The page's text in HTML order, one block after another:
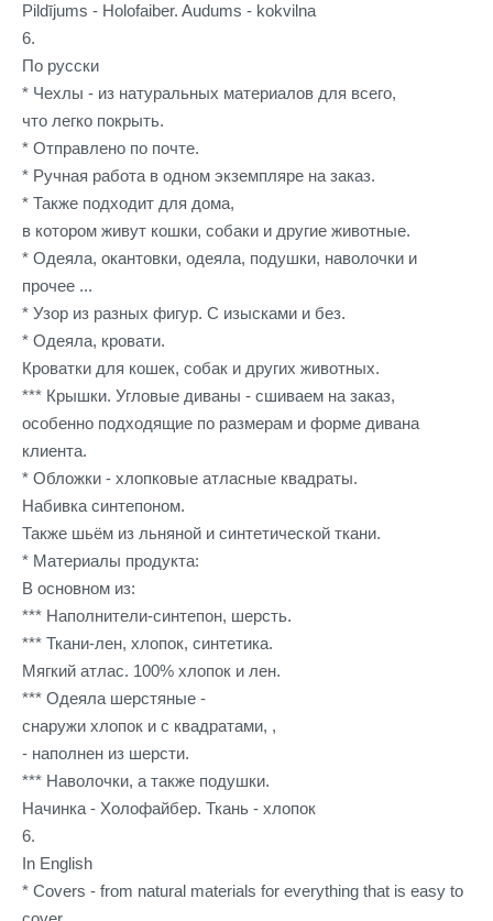
Pildījums - Holofaiber. Audums - kokvilna
6.
По русски
* Чехлы - из натуральных материалов для всего,
что легко покрыть.
* Отправлено по почте.
* Ручная работа в одном экземпляре на заказ.
* Также подходит для дома,
в котором живут кошки, собаки и другие животные.
* Одеяла, окантовки, одеяла, подушки, наволочки и
прочее ...
* Узор из разных фигур. С изысками и без.
* Одеяла, кровати.
Кроватки для кошек, собак и других животных.
*** Крышки. Угловые диваны - сшиваем на заказ,
особенно подходящие по размерам и форме дивана
клиента.
* Обложки - хлопковые атласные квадраты.
Набивка синтепоном.
Также шьём из льняной и синтетической ткани.
* Материалы продукта:
В основном из:
*** Наполнители-синтепон, шерсть.
*** Ткани-лен, хлопок, синтетика.
Мягкий атлас. 100% хлопок и лен.
*** Одеяла шерстяные -
снаружи хлопок и с квадратами, ,
- наполнен из шерсти.
*** Наволочки, а также подушки.
Начинка - Холофайбер. Ткань - хлопок
6.
In English
* Covers - from natural materials for everything that is easy to